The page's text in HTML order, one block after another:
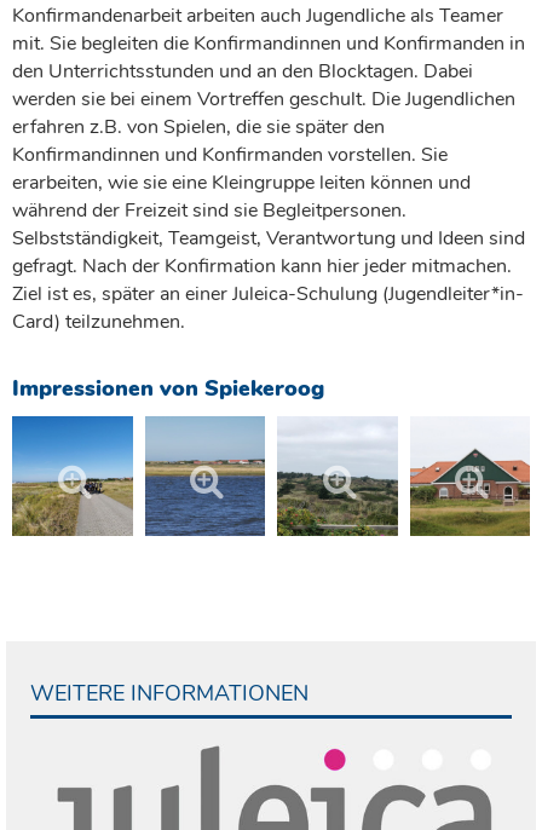
Konfirmandenarbeit arbeiten auch Jugendliche als Teamer
mit. Sie begleiten die Konfirmandinnen und Konfirmanden in
den Unterrichtsstunden und an den Blocktagen. Dabei
werden sie bei einem Vortreffen geschult. Die Jugendlichen
erfahren z.B. von Spielen, die sie später den
Konfirmandinnen und Konfirmanden vorstellen. Sie
erarbeiten, wie sie eine Kleingruppe leiten können und
während der Freizeit sind sie Begleitpersonen.
Selbstständigkeit, Teamgeist, Verantwortung und Ideen sind
gefragt. Nach der Konfirmation kann hier jeder mitmachen.
Ziel ist es, später an einer Juleica-Schulung (Jugendleiter*in-
Card) teilzunehmen.
Impressionen von Spiekeroog
WEITERE INFORMATIONEN